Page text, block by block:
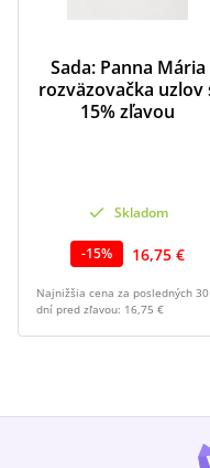
Sada: Panna Mária
rozväzovačka uzlov
15% zľavou
Skladom
-15% 16,75 €
Najnižšia cena za posledných 30
dní pred zľavou: 16,75 €